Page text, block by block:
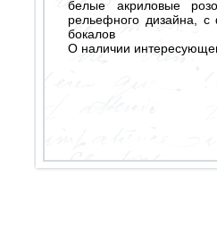
белые акриловые
рельефного дизайна,
бокалов
О наличии